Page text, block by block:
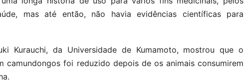
mas até então, não havia evidências científicas para
Kurauchi, da Universidade de Kumamoto, mostrou que o
camundongos foi reduzido depois de os animais consumirem